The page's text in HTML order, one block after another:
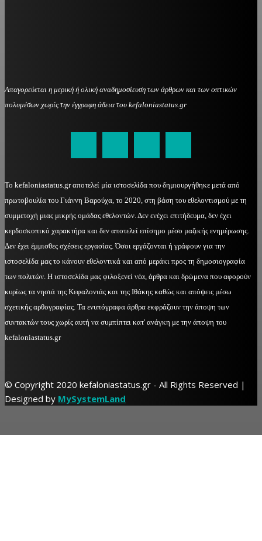
Απαγορεύεται η μερική ή ολική αναδημοσίευση των άρθρων και των οπτικών
πολυμέσων χωρίς την έγγραφη άδεια του kefaloniastatus.gr
Το kefaloniastatus.gr αποτελεί μία ιστοσελίδα που δημιουργήθηκε μετά από
πρωτοβουλία του Γιάννη Βαρούχα, το 2020, στη βάση του εθελοντισμού με τη
συμμετοχή μιας μικρής ομάδας εθελοντών. Δεν ενέχει επιτήδευμα, δεν έχει
κερδοσκοπικό χαρακτήρα και δεν αποτελεί επίσημο μέσο μαζικής ενημέρωσης.
Δεν έχει έμμισθες σχέσεις εργασίας. Όσοι εργάζονται ή γράφουν για την
ιστοσελίδα μας το κάνουν εθελοντικά και από μεράκι προς τη δημοσιογραφία
των πολιτών. Η ιστοσελίδα μας φιλοξενεί νέα, άρθρα και δρώμενα που αφορούν
κυρίως τα νησιά της Κεφαλονιάς και της Ιθάκης καθώς και απόψεις μέσω
σχετικής αρθογραφίας. Τα ενυπόγραφα άρθρα εκφράζουν την άποψη των
συντακτών τους χωρίς αυτή να συμπίπτει κατ' ανάγκη με την άποψη του
kefaloniastatus.gr
© Copyright 2020 kefaloniastatus.gr - All Rights Reserved |
Designed by MySystemLand